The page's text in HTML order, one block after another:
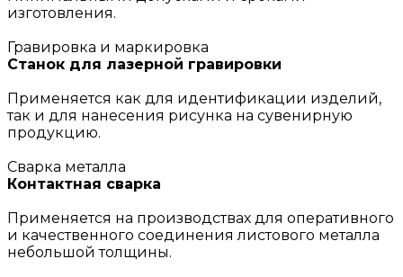
изготовления.
Гравировка и маркировка
Станок для лазерной гравировки
Применяется как для идентификации изделий,
так и для нанесения рисунка на сувенирную
продукцию.
Сварка металла
Контактная сварка
Применяется на производствах для оперативного
и качественного соединения листового металла
небольшой толщины.